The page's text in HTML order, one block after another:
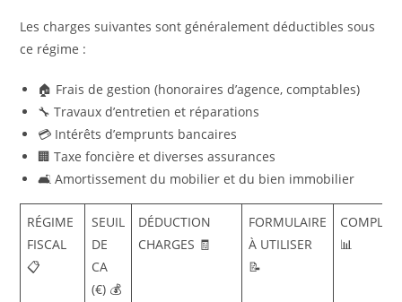
Les charges suivantes sont généralement déductibles sous
ce régime :
🏠 Frais de gestion (honoraires d’agence, comptables)
🔧 Travaux d’entretien et réparations
💳 Intérêts d’emprunts bancaires
🏢 Taxe foncière et diverses assurances
🛋️ Amortissement du mobilier et du bien immobilier
RÉGIME
FISCAL
📋
SEUIL
DE
CA
(€) 💰
DÉDUCTION
CHARGES 🧾
FORMULAIRE
À UTILISER
📝
📊